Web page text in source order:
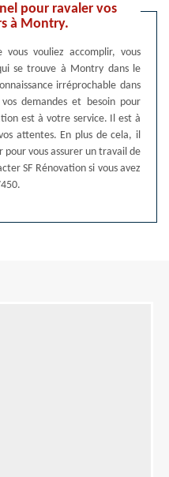
pour ravaler vos
à Montry.
vouliez accomplir, vous
se trouve à Montry dans le
irréprochable dans
demandes et besoin pour
est à votre service. Il est à
attentes. En plus de cela, il
pour vous assurer un travail de
SF Rénovation si vous avez